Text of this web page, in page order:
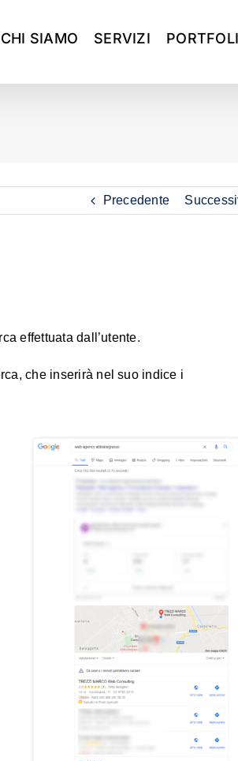
CHI SIAMO SERVIZI
Precedente
effettuata dall’utente.
che inserirà nel suo indice i